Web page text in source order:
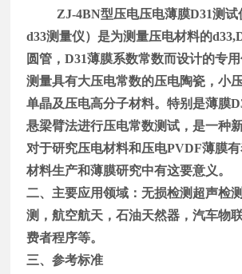
ZJ-4BN型压电压电薄膜D31测试
d33测量仪）是为测量压电材料的
圆管，D31薄膜系数常数而设计的专
测量具有大压电常数的压电陶瓷，小
单晶及压电高分子材料。特别是薄膜
悬梁臂法进行压电常数测试，是一种
对于研究压电材料和压电PVDF薄膜
材料生产和薄膜研究中有这要意义。
二、主要应用领域：无损检测超声检
测，航空航天，石油天然器，汽车物
费者程序等。
三、参考标准